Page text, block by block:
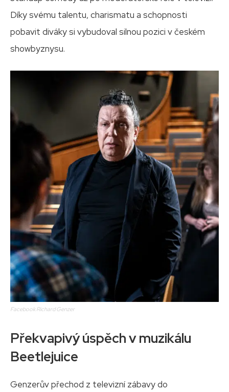
Díky svému talentu, charismatu a schopnosti
pobavit diváky si vybudoval silnou pozici v českém
showbyznysu.
Facebook Richard Genzer
Překvapivý úspěch v muzikálu
Beetlejuice
Genzerův přechod z televizní zábavy do